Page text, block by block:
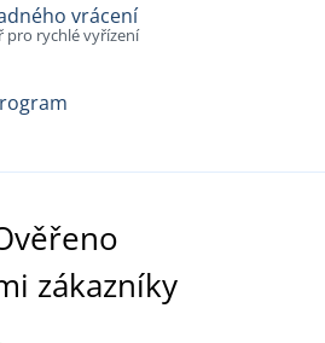
vrácení
pro rychlé vyřízení
zákazníky